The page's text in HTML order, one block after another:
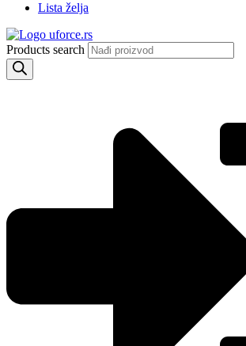
Lista želja
Products search